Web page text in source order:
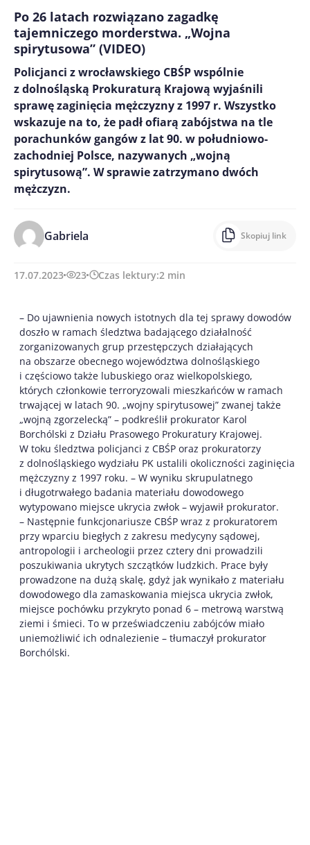
Po 26 latach rozwiązano zagadkę
tajemniczego morderstwa. „Wojna
spirytusowa” (VIDEO)
Policjanci z wrocławskiego CBŚP wspólnie
z dolnośląską Prokuraturą Krajową wyjaśnili
sprawę zaginięcia mężczyzny z 1997 r. Wszystko
wskazuje na to, że padł ofiarą zabójstwa na tle
porachunków gangów z lat 90. w południowo-
zachodniej Polsce, nazywanych „wojną
spirytusową”. W sprawie zatrzymano dwóch
mężczyzn.
Gabriela Skopiuj link
17.07.2023 23 Czas lektury:2 min
– Do ujawnienia nowych istotnych dla tej sprawy dowodów
doszło w ramach śledztwa badającego działalność
zorganizowanych grup przestępczych działających
na obszarze obecnego województwa dolnośląskiego
i częściowo także lubuskiego oraz wielkopolskiego,
których członkowie terroryzowali mieszkańców w ramach
trwającej w latach 90. „wojny spirytusowej” zwanej także
„wojną zgorzelecką” – podkreślił prokurator Karol
Borchólski z Działu Prasowego Prokuratury Krajowej.
W toku śledztwa policjanci z CBŚP oraz prokuratorzy
z dolnośląskiego wydziału PK ustalili okoliczności zaginięcia
mężczyzny z 1997 roku. – W wyniku skrupulatnego
i długotrwałego badania materiału dowodowego
wytypowano miejsce ukrycia zwłok – wyjawił prokurator.
– Następnie funkcjonariusze CBŚP wraz z prokuratorem
przy wparciu biegłych z zakresu medycyny sądowej,
antropologii i archeologii przez cztery dni prowadzili
poszukiwania ukrytych szczątków ludzkich. Prace były
prowadzone na dużą skalę, gdyż jak wynikało z materiału
dowodowego dla zamaskowania miejsca ukrycia zwłok,
miejsce pochówku przykryto ponad 6 – metrową warstwą
ziemi i śmieci. To w przeświadczeniu zabójców miało
uniemożliwić ich odnalezienie – tłumaczył prokurator
Borchólski.